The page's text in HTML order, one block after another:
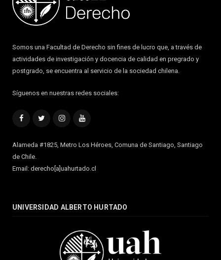
Somos una Facultad de Derecho sin fines de lucro que, a través de
actividades de investigación y docencia de calidad en pregrado y
postgrado, se encuentra al servicio de la sociedad chilena.
Síguenos en nuestras redes sociales:
FacebookTwitterInstagramYouTube
Alameda #1825, Metro Los Héroes, Comuna de Santiago, Santiago
de Chile.
Email: derecho[a]uahurtado.cl
UNIVERSIDAD ALBERTO HURTADO